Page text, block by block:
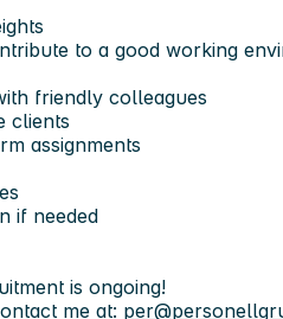
to a good working
friendly colleagues
clients
assignments
if needed
is ongoing!
me at: